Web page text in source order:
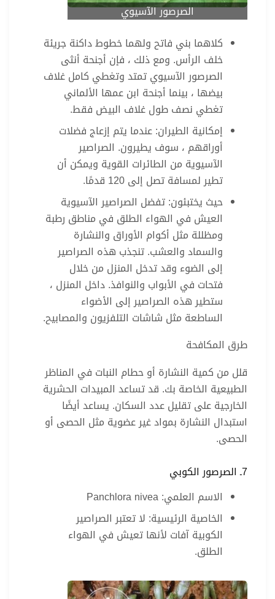
الصرصور الآسيوي
كلاهما بني فاتح ولهما خطوط داكنة جريئة
خلف الرأس. ومع ذلك ، فإن أجنحة أنثى
الصرصور الآسيوي تمتد وتغطي كامل غلاف
بيضها ، بينما أجنحة ابن عمها الألماني
تغطي نصف طول غلاف البيض فقط.
إمكانية الطيران: عندما يتم إزعاج فضلات
أوراقهم ، سوف يطيرون. الصراصير
الآسيوية من الطائرات القوية ويمكن أن
تطير لمسافة تصل إلى 120 قدمًا.
حيث يختبئون: تفضل الصراصير الآسيوية
العيش في الهواء الطلق في مناطق رطبة
ومظللة مثل أكوام الأوراق والنشارة
والسماد والعشب. تنجذب هذه الصراصير
إلى الضوء وقد تدخل المنزل من خلال
فتحات في الأبواب والنوافذ. داخل المنزل ،
ستطير هذه الصراصير إلى الأضواء
الساطعة مثل شاشات التلفزيون والمصابيح.
طرق المكافحة
قلل من كمية النشارة أو حطام النبات في المناظر
الطبيعية الخاصة بك. قد تساعد المبيدات الحشرية
الخارجية على تقليل عدد السكان. يساعد أيضًا
استبدال النشارة بمواد غير عضوية مثل الحصى أو
الحصى.
7ـ الصرصور الكوبي
الاسم العلمي: Panchlora nivea
الخاصية الرئيسية: لا تعتبر الصراصير
الكوبية آفات لأنها تعيش في الهواء
الطلق.